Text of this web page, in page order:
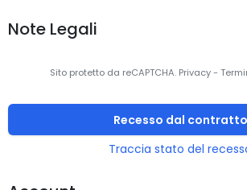
Modello del
processore
Frequenza del
2,4 GHz
Frequenza del
processore turbo
4,1 GHz
Note Legali
Sito protetto da reCAPTCHA. Privacy-
Recesso dal contratto
Traccia stato del